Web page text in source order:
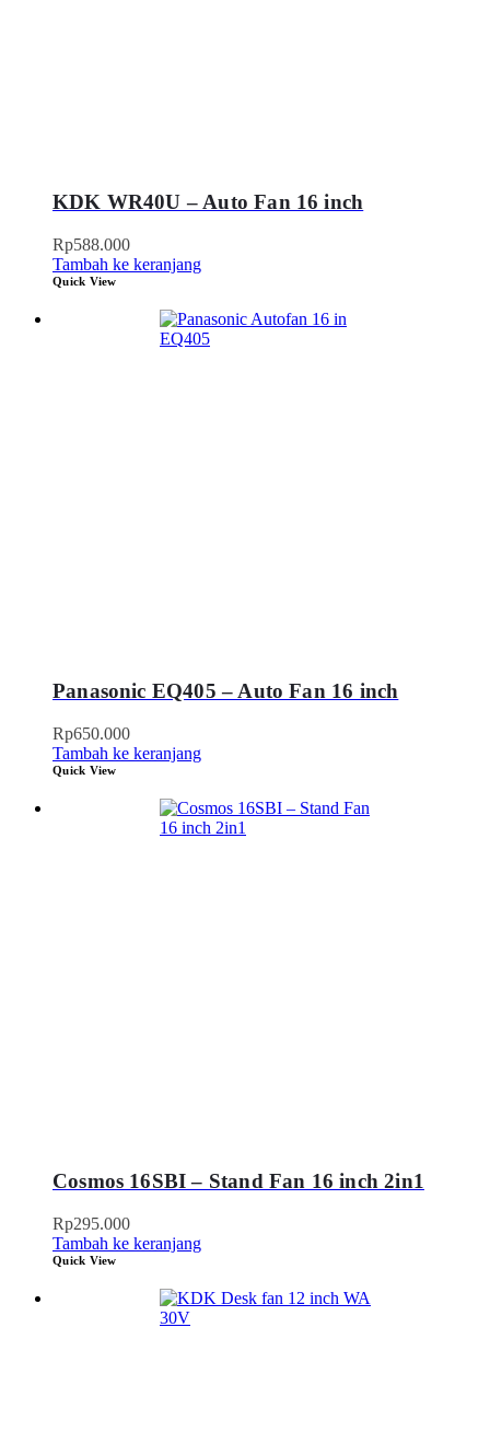
KDK WR40U – Auto Fan 16 inch
Rp588.000
Tambah ke keranjang
Quick View
Panasonic EQ405 – Auto Fan 16 inch
Rp650.000
Tambah ke keranjang
Quick View
Cosmos 16SBI – Stand Fan 16 inch 2in1
Rp295.000
Tambah ke keranjang
Quick View